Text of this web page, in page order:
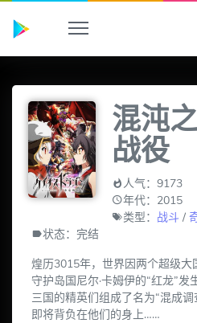
混沌
战役
人气：9173
年代：2015
类型： 战斗 /
状态：完结
煌历3015年，世界因两个超级
守护岛国尼尔·卡姆伊的“红龙”
三国的精英们组成了名为“混成
即将背负在他们的身上……